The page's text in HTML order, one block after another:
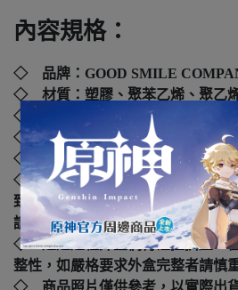
內容規格：
◇ 品牌： GOOD SMILE
◇ 材質：塑膠、聚苯乙烯、聚乙
◇ 外盒尺寸：
. cm
◇ 年齡：4歲以上
◇ 國際碼：
4570232588585
◇ 本產品如拆封或之後壓損後即
致影響您的退貨權益，在您還不確
請勿拆封
◇ 運送過程外盒偶有碰撞擠壓，
整性，如嚴格要求外盒完整者請慎
◇ 商品照片僅供參考，以實際出